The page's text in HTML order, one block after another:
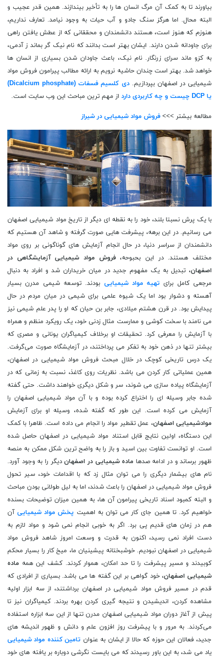
بیاورند تا به کمک آن مرگ انسان ‌ها را به تأخیر بیندازند. همین قدر عجیب و
البته محال. اما هرگز سنگ جادو و آب حیات به وجود نیامد. تعارف نداریم،
هنوزم که هنوز است، هستند دانشمندان و محققانی که از عطش یافتن راهی
برای جاودانه شدن دارند. ایشان بهتر است بدانند که نام نیک گر بماند ز آدمی،
به کزو ماند سرای زرنگار. نام نیک، باعث جاودان شدن بسیاری از انسان ها
خواهد شد. بهتر است چندان حاشیه نرویم به ارائه مطالب پیرامون فروش مواد
شیمیایی در اصفهان بپردازیم.
دی کلسیم فسفات (Dicalcium phosphate)
یا DCP چیست و چه کاربردی دارد
از مهم ترین مباحث این وب سایت است.
مطالعه بیشتر >>> فروش مواد شیمیایی در شیراز
با یک پرش نسبتا بلند، خود را به نقطه ای دیگر از تاریخ مواد شیمیایی اصفهان
می رسانیم. در این برهه، پیشرفت هایی صورت گرفته و شاهد آن هستیم که
دانشمندان از سراسر دنیا، در حال انجام آزمایش های گوناگونی بر روی مواد
مختلف هستند. در این بحبوحه،فروش مواد شیمیایی آزمایشگاهی در
اصفهان، تبدیل به یک مفهوم جدید در میان خریداران شد و افراد به دنبال
مرجعی کامل برای تهیه مواد شیمیایی بودند. توسعه شیمی مدرن بسیار
آهسته و دشوار بود اما یک شیوه علمی برای شیمی در میان مردم در حال
پیدایش بود. در قرن هشتم میلادی، جابر بن حیان که او را پدر علم شیمی نیز
می ‌نامند با سخت کوشی و ممارست مثال زدنی خود، یک رویکرد منظم و همراه
با آزمایش را معرفی کرد. تحقیقات او برخلاف کیمیاگران یونانی و مصری که
بیشتر تنها در ذهن خود به تفکر می ‌پرداختند، در آزمایشگاه صورت می‌گرفت.
یک درس تاریخی کوچک در خلال مبحث فروش مواد شیمیایی در اصفهان،
همین عملیاتی کار کردن می باشد. نظریات روی کاغذ، نسبت به زمانی که در
آزمایشگاه پیاده سازی می شوند، سر و شکل دیگری خواهند داشت. حتی گفته
شده جابر وسیله ای را اختراع کرده بوده و با آن مواد شیمیایی اصفهان را
آزمایش می کرده است. این طور که گفته شده، وسیله او برای آزمایش
موادشیمیایی اصفهان، عمل تقطیر مواد را انجام می داده است. ظاهرا با کمک
این دستگاه، اولین نتایج قابل استناد مواد شیمیایی در اصفهان حاصل شده
است. او توانست تفاوت بین اسید و باز را به واضح ترین شکل ممکن به منصه
ظهور برساند و در ادامه صدها ماده شیمیایی در اصفهاندیگر را به وجود آورد.
نام های بیشمار دیگری را می توان مثال زد که با اقدامات خود، سیر تحول
فروش مواد شیمیایی در اصفهان را باعث شدند، اما به لیل طولانی بودن مباحث
و البته کمبود اسناد تاریخی پیرامون آن ها، به همین میزان توضیحات بسنده
خواهیم کرد. تا همین جای کار می توان به اهمیت پخش مواد شیمیاییآن
هم در زمان های قدیم پی برد. اگر به خوبی انجام نمی شود و مواد لازم به
دست افراد نمی رسید، اکنون به قدرت و وسعت امروز شاهد فروش مواد
شیمیایی در اصفهان نبودیم. خوشبختانه پیشینیان ما، میخ کار را بسیار محکم
کوبیدند و مسیر پیشرفت را تا حد امکان، هموار کردند. کشف این همه ماده
شیمیایی اصفهان، خود گواهی بر این گفته ها می باشد. بسیاری از افرادی که
قدم در مسیر فروش مواد شیمیایی در اصفهان برداشتند، از سه ابزار اولیه
مشاهده کردن، اندیشیدن و نتیجه گیری کردن بهره بردند. کیمیاگران نیز تا
پیش از آغاز دوران مواد شیمیایی اصفهان مدرن تنها از این سه ابزاره استفاده
می‌کردند. به مرور و با پیشرفت روز افزون علم و دانش و ظهور اندیشه های
جدید، فعالان این حوزه که حالا از ایشان به عنوان تامین کننده مواد شیمیایی
یاد می شد، به این باور رسیدند که می بایست نگرشی دوباره بر یافته های خود